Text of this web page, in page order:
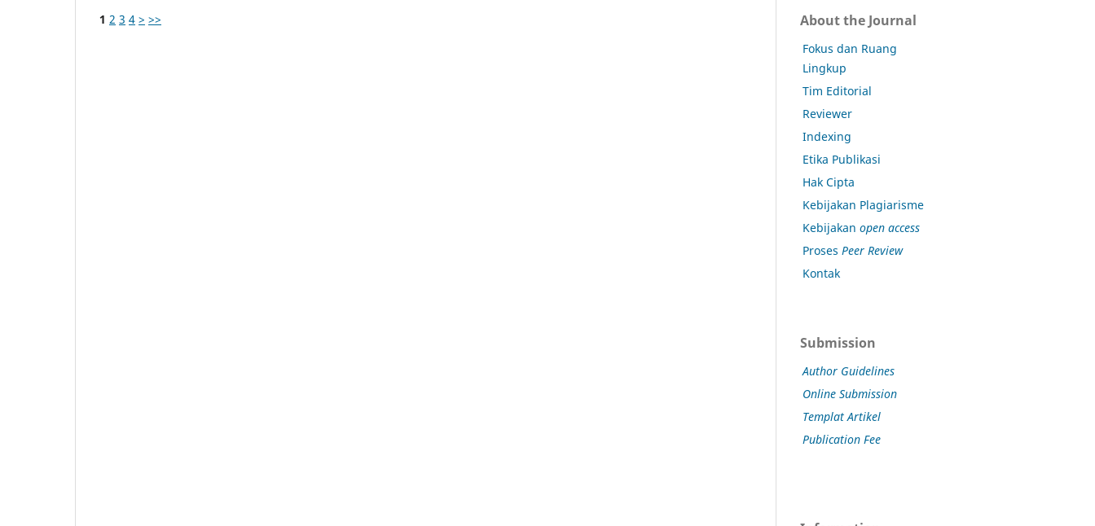
1 2 3 4 > >> About the Journal
Fokus dan Ruang
Lingkup
Tim Editorial
Reviewer
Indexing
Etika Publikasi
Hak Cipta
Kebijakan Plagiarisme
Kebijakan open access
Proses Peer Review
Kontak
Submission
Author Guidelines
Online Submission
Templat Artikel
Publication Fee